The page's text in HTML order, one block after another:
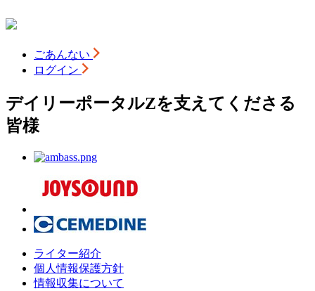
ごあんない
ログイン
デイリーポータルZを支えてくださる
皆様
ライター紹介
個人情報保護方針
情報収集について